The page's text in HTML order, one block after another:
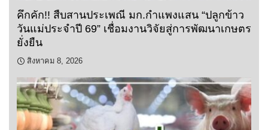
คึกคัก!! สืบสานประเพณี มก.กำแพงแสน “ปลูกข้าว
วันแม่ประจำปี 69” เชื่อมงานวิจัยสู่การพัฒนาเกษตร
ยั่งยืน
สิงหาคม 8, 2026